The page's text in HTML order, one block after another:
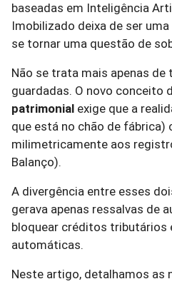
baseadas em Inteligência
Imobilizado deixa de ser
se tornar uma questão de
Não se trata mais apenas
guardadas. O novo conceito
patrimonial exige que a
que está no chão de fábrica)
milimetricamente aos
Balanço).
A divergência entre esses
gerava apenas ressalvas de
bloquear créditos tributários
automáticas.
Neste artigo, detalhamos as